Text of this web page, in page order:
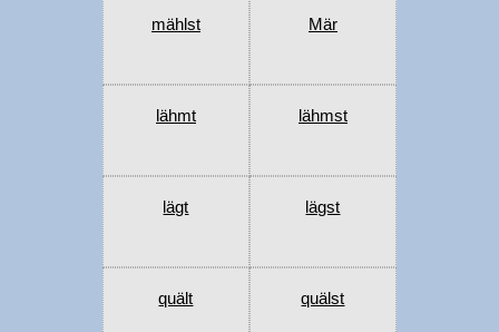
mählst Mär
lähmt lähmst
lägt lägst
quält quälst